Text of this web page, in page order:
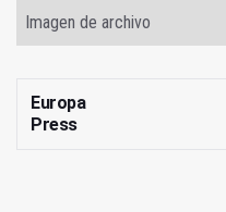
Imagen de archivo
Europa
Press